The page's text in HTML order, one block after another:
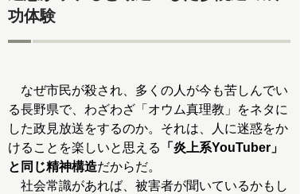
功体験
なぜ市民が殺され、多くの人が今も苦しんでい
る長野県で、わざわざ「オウム真理教」をネタに
した政見放送をするのか。それは、人に迷惑をか
けることを楽しいと思える
「炎上系YouTuber」
と同じ精神構造だからだ。
社会常識があれば、被害者が聞いているかもし